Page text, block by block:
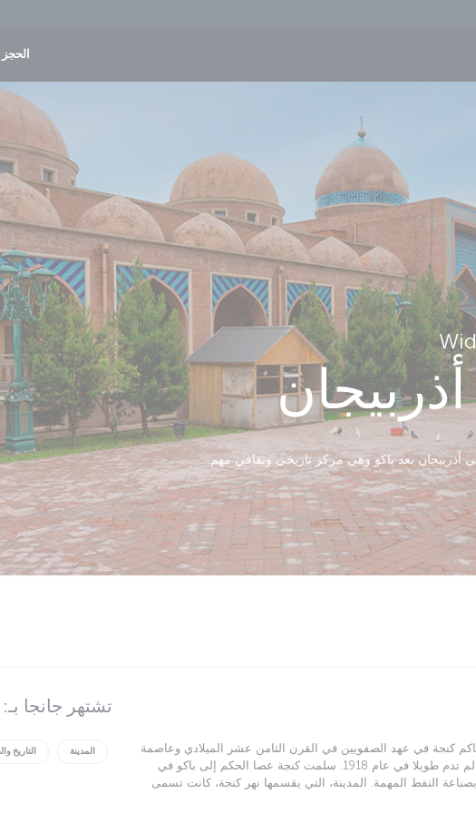
الحجز
أذربيجان بعد باكو وهي مركز تاريخي وثقافي مهم.
كنجة في عهد الصفويين في القرن الثامن عشر الميلادي وعاصمة
جمهورية أذربيجان الديمقراطية التي لم تدم طويلا في عام 1918. سلمت كنجة عصا الحكم إلى باكو في
النفط المهمة. المدينة، التي يقسمها نهر كنجة، كانت تسمى
تشتهر جانجا بـ:
المدينة التاريخ